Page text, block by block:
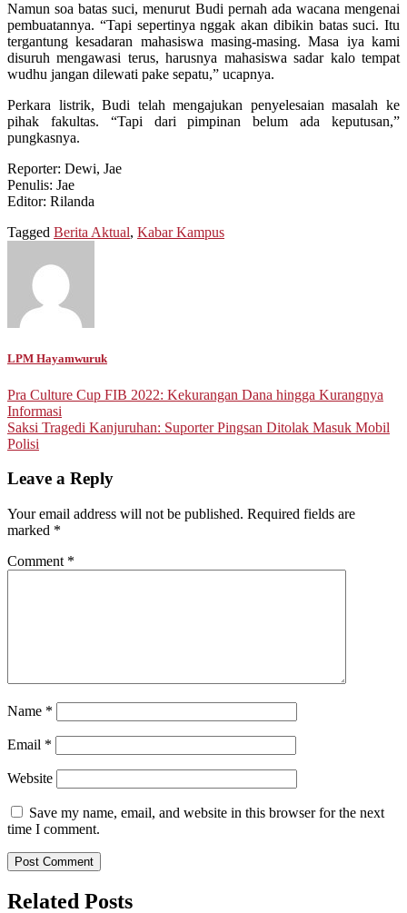
Namun soa batas suci, menurut Budi pernah ada wacana mengenai
pembuatannya. “Tapi sepertinya nggak akan dibikin batas suci. Itu
tergantung kesadaran mahasiswa masing-masing. Masa iya kami
disuruh mengawasi terus, harusnya mahasiswa sadar kalo tempat
wudhu jangan dilewati pake sepatu,” ucapnya.
Perkara listrik, Budi telah mengajukan penyelesaian masalah ke
pihak fakultas. “Tapi dari pimpinan belum ada keputusan,”
pungkasnya.
Reporter: Dewi, Jae
Penulis: Jae
Editor: Rilanda
Tagged Berita Aktual, Kabar Kampus
LPM Hayamwuruk
Post
navigation
Pra Culture Cup FIB 2022: Kekurangan Dana hingga Kurangnya
Informasi
Saksi Tragedi Kanjuruhan: Suporter Pingsan Ditolak Masuk Mobil
Polisi
Leave a Reply
Your email address will not be published. Required fields are
marked *
Comment *
Name *
Email *
Website
Save my name, email, and website in this browser for the next
time I comment.
Related Posts